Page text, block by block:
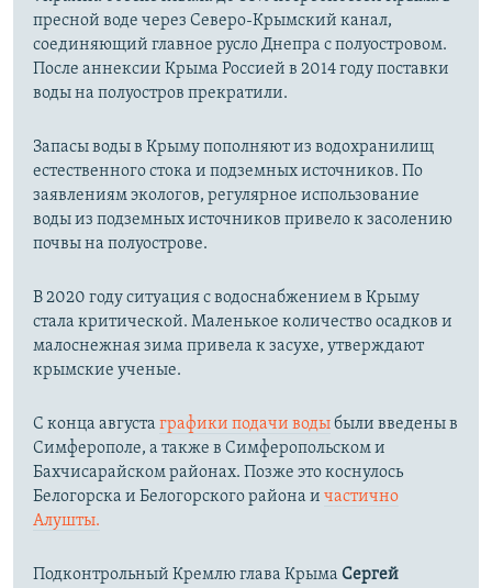
пресной воде через Северо-Крымский канал,
соединяющий главное русло Днепра с полуостровом.
После аннексии Крыма Россией в 2014 году поставки
воды на полуостров прекратили.
Запасы воды в Крыму пополняют из водохранилищ
естественного стока и подземных источников. По
заявлениям экологов, регулярное использование
воды из подземных источников привело к засолению
почвы на полуострове.
В 2020 году ситуация с водоснабжением в Крыму
стала критической. Маленькое количество осадков и
малоснежная зима привела к засухе, утверждают
крымские ученые.
С конца августа графики подачи водыбыли введены в
Симферополе, а также в Симферопольском и
Бахчисарайском районах. Позже это коснулось
Белогорска и Белогорского района и частично
Алушты.
Подконтрольный Кремлю глава Крыма Сергей